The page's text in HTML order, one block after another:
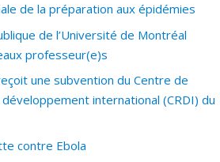
de la préparation aux épidémies
de l’Université de Montréal
professeur(e)s
une subvention du Centre de
international (CRDI) du
contre Ebola